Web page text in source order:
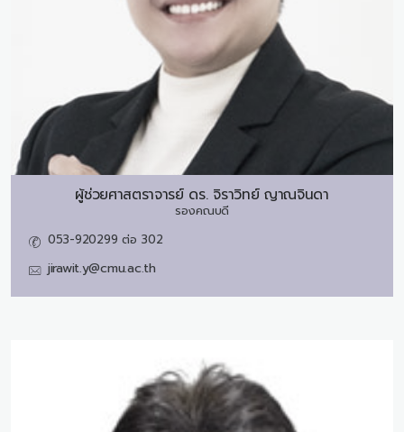
ผู้ช่วยศาสตราจารย์ ดร. จิราวิทย์ ญาณจินดา
รองคณบดี
053-920299 ต่อ 302
jirawit.y@cmu.ac.th